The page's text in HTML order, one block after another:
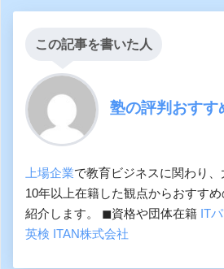
この記事を書いた人
塾の評判おすす
上場企業で教育ビジネスに関わり
10年以上在籍した観点からおすす
紹介します。 ◼︎資格や団体在籍 IT
英検 ITAN株式会社